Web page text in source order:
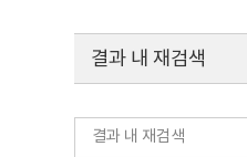
결과 내 재검색